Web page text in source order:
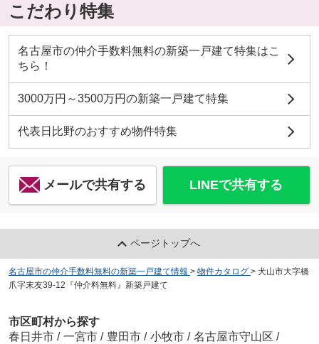
こだわり特集
名古屋市の仲介手数料無料の新築一戸建て特集はこ
ちら！
3000万円～3500万円の新築一戸建て特集
代表日比野のおすすめ物件特集
メールで共有する LINEで共有する
ページトップへ
名古屋市の仲介手数料無料の新築一戸建て情報 > 物件カタログ > 犬山市大字橋
爪字末友39-12『仲介料無料』新築戸建て
市区町村から探す
春日井市 / 一宮市 / 豊田市 / 小牧市 / 名古屋市守山区 /